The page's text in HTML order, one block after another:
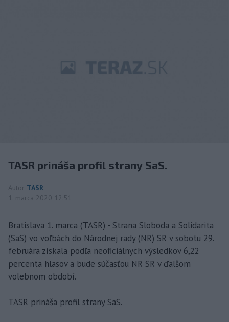
TASR prináša profil strany SaS.
Autor TASR
1. marca 2020 12:51
Bratislava 1. marca (TASR) - Strana Sloboda a Solidarita
(SaS) vo voľbách do Národnej rady (NR) SR v sobotu 29.
februára získala podľa neoficiálnych výsledkov 6,22
percenta hlasov a bude súčasťou NR SR v ďalšom
volebnom období.
TASR prináša profil strany SaS.